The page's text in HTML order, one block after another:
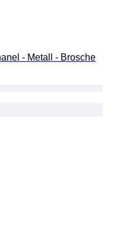
- Metall - Brosche